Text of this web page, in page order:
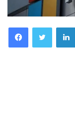
FacebookTwitter